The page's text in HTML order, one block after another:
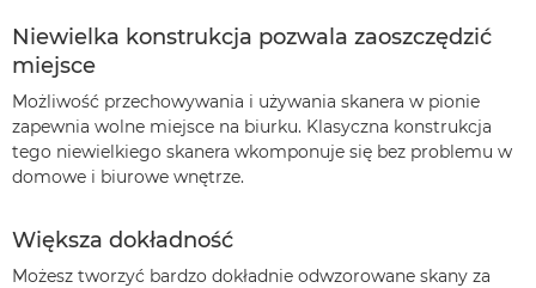
Niewielka konstrukcja pozwala zaoszczędzić
miejsce
Możliwość przechowywania i używania skanera w pionie
zapewnia wolne miejsce na biurku. Klasyczna konstrukcja
tego niewielkiego skanera wkomponuje się bez problemu w
domowe i biurowe wnętrze.
Większa dokładność
Możesz tworzyć bardzo dokładnie odwzorowane skany za